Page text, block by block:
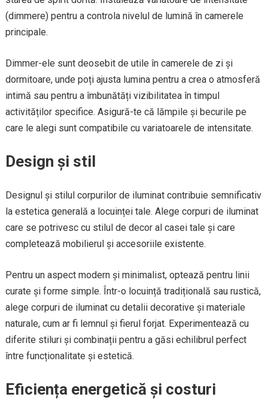
(dimmere) pentru a controla nivelul de lumină în camerele
principale.
Dimmer-ele sunt deosebit de utile în camerele de zi și
dormitoare, unde poți ajusta lumina pentru a crea o atmosferă
intimă sau pentru a îmbunătăți vizibilitatea în timpul
activităților specifice. Asigură-te că lămpile și becurile pe
care le alegi sunt compatibile cu variatoarele de intensitate.
Design și stil
Designul și stilul corpurilor de iluminat contribuie semnificativ
la estetica generală a locuinței tale. Alege corpuri de iluminat
care se potrivesc cu stilul de decor al casei tale și care
completează mobilierul și accesoriile existente.
Pentru un aspect modern și minimalist, optează pentru linii
curate și forme simple. Într-o locuință tradițională sau rustică,
alege corpuri de iluminat cu detalii decorative și materiale
naturale, cum ar fi lemnul și fierul forjat. Experimentează cu
diferite stiluri și combinații pentru a găsi echilibrul perfect
între funcționalitate și estetică.
Eficiența energetică și costuri